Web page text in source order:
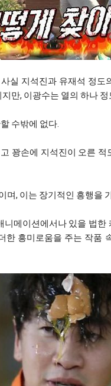
실 지석진과 유재석 정도
만, 이광수는 열의 하나
수밖에 없다.
꽝손에 지석진이 오른
며, 이는 장기적인 흥행을
메이션에서나 있을 법한
한 흥미로움을 주는 작품